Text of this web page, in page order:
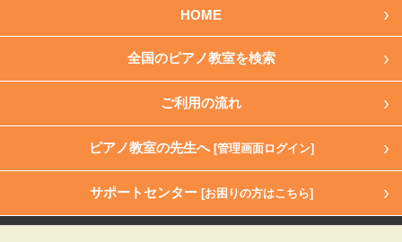
HOME
全国のピアノ教室を検索
ご利用の流れ
ピアノ教室の先生へ [管理画面ログイン]
サポートセンター [お困りの方はこちら]